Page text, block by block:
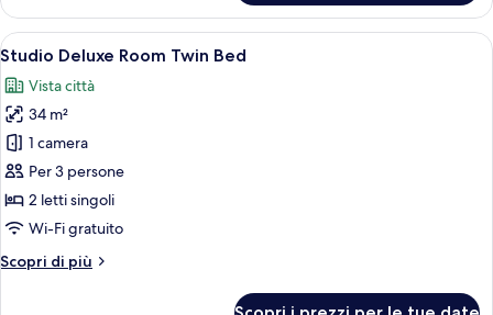
Superior
Room
Twin
Apri
tutte
le
foto
per
Studio
Deluxe
Room
Bed
Una moderna camera d'hotel con
10
Studio Deluxe Room Twin Bed
Vista città
34 m²
1 camera
Per 3 persone
2 letti singoli
Wi-Fi gratuito
Scopri di più
Altri